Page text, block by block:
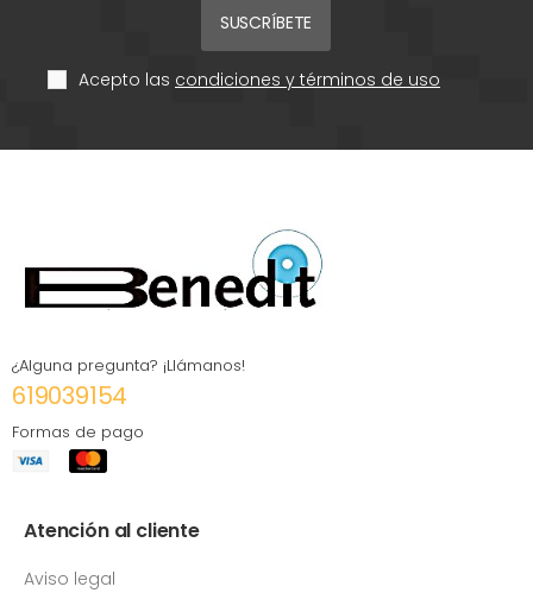
SUSCRÍBETE
Acepto las condiciones y términos de uso
¿Alguna pregunta? ¡Llámanos!
619039154
Formas de pago
Atención al cliente
Aviso legal